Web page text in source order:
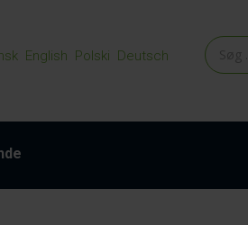
English Polski Deutsch